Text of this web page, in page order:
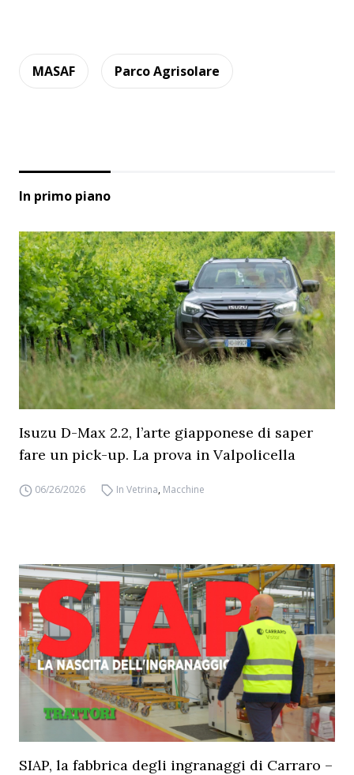
MASAF Parco Agrisolare
In primo piano
Isuzu D-Max 2.2, l’arte giapponese di saper
fare un pick-up. La prova in Valpolicella
06/26/2026 In Vetrina, Macchine
SIAP, la fabbrica degli ingranaggi di Carraro –